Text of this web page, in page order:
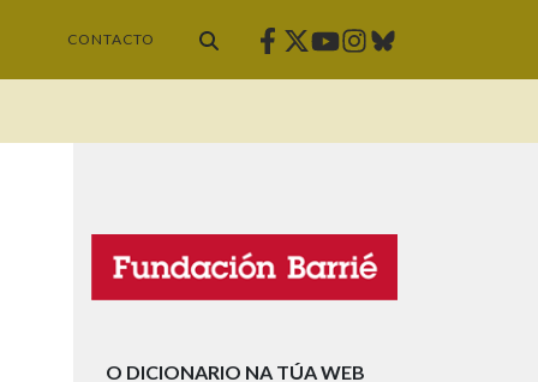
CONTACTO Facebook
Twitter
Youtube
Instagram
Bluesky
O DICIONARIO NA TÚA WEB